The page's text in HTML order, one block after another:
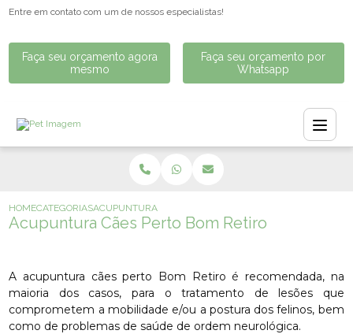
Entre em contato com um de nossos especialistas!
Faça seu orçamento agora
mesmo
Faça seu orçamento por
Whatsapp
HOMECATEGORIASACUPUNTURA CÃES PERTO BOM RETIRO
Acupuntura Cães Perto Bom Retiro
A acupuntura cães perto Bom Retiro é recomendada, na
maioria dos casos, para o tratamento de lesões que
comprometem a mobilidade e/ou a postura dos felinos, bem
como de problemas de saúde de ordem neurológica.